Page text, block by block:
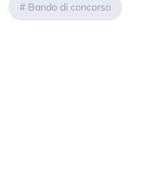
# Bando di concorso